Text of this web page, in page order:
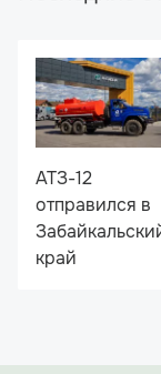
АТЗ-12
отправился в
край